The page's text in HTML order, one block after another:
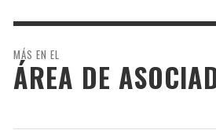
MÁS EN EL
ÁREA DE